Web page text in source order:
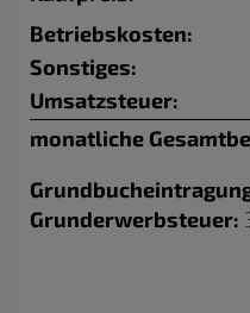
Betriebskosten:
Sonstiges:
Umsatzsteuer:
monatliche
Grunderwerbsteuer: